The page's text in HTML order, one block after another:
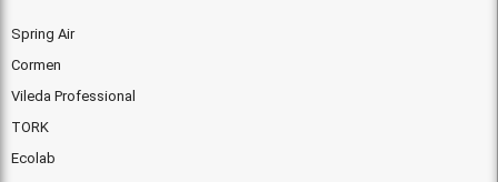
Spring Air
Cormen
Vileda Professional
TORK
Ecolab